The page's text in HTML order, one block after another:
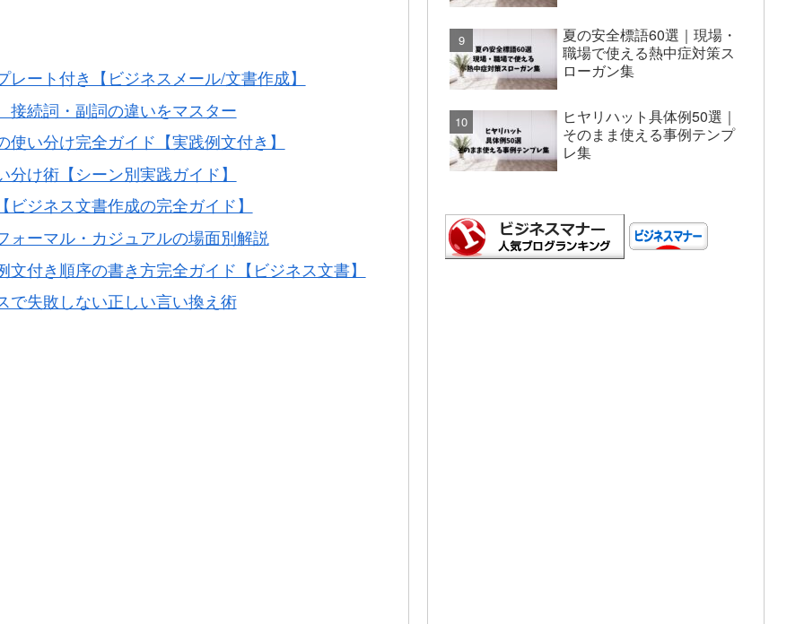
ート付き【ビジネスメール/文書作成】
接続詞・副詞の違いをマスター
い分け完全ガイド【実践例文付き】
け術【シーン別実践ガイド】
ジネス文書作成の完全ガイド】
ーマル・カジュアルの場面別解説
付き順序の書き方完全ガイド【ビジネス文書】
で失敗しない正しい言い換え術
夏の安全標語60選｜現場・
職場で使える熱中症対策ス
ローガン集
ヒヤリハット具体例50選｜
そのまま使える事例テンプ
レ集